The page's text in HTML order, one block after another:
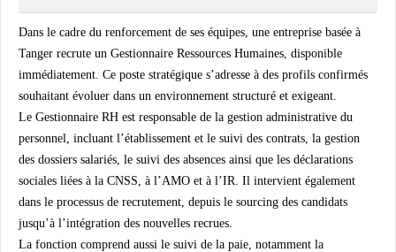
Dans le cadre du renforcement de ses équipes, une entreprise basée à
Tanger recrute un Gestionnaire Ressources Humaines , disponible
immédiatement. Ce poste stratégique s’adresse à des profils confirmés
souhaitant évoluer dans un environnement structuré et exigeant.
Le Gestionnaire RH est responsable de la gestion administrative du
personnel , incluant l’établissement et le suivi des contrats, la gestion
des dossiers salariés, le suivi des absences ainsi que les déclarations
sociales liées à la CNSS, à l’AMO et à l’IR. Il intervient également
dans le processus de recrutement, depuis le sourcing des candidats
jusqu’à l’intégration des nouvelles recrues.
La fonction comprend aussi le suivi de la paie, notamment la